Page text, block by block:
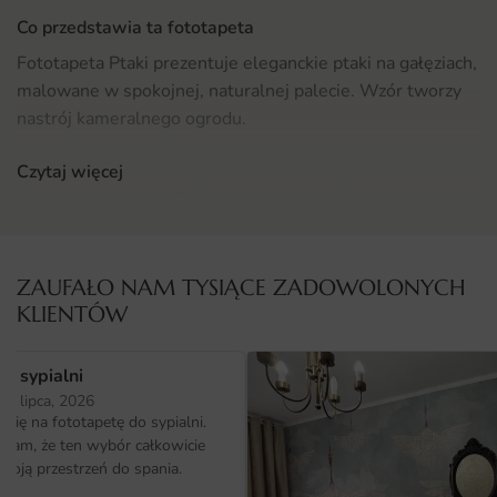
Co przedstawia ta fototapeta
Fototapeta Ptaki prezentuje eleganckie ptaki na gałęziach,
malowane w spokojnej, naturalnej palecie. Wzór tworzy
nastrój kameralnego ogrodu.
Całość została zaprojektowana z myślą o nowoczesnych
Gdzie sprawdzi się fototapeta ptaki
pełni rolę głównego akcentu dekoracyjnego. Dobrze
współgra z jasnymi meblami, drewnianymi dodatkami oraz
tekstyliami w naturalnych odcieniach. Sprawdź
propozycji w tej kategorii
Czytaj więcej
ZAUFAŁO NAM TYSIĄCE ZADOWOLONYCH
KLIENTÓW
sypialni
lipca, 2026
się na fototapetę do sypialni.
że ten wybór całkowicie
przestrzeń do spania.